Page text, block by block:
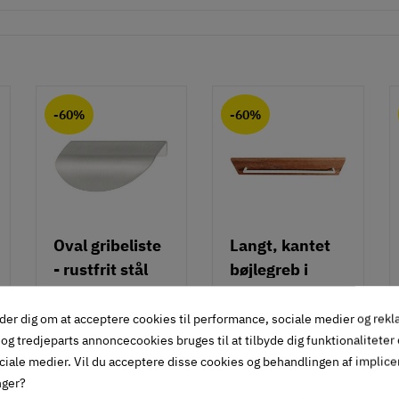
-60%
Oval gribeliste
- rustfrit stål
75,85 kr
-60%
30 34
-60%
Langt, kantet
bøjlegreb i
rustfrit stål m/
hvid overflade
- 490 mm
81,05 kr
-60%
32 42
dig om at acceptere cookies til performance, sociale medier og
tredjeparts annoncecookies bruges til at tilbyde dig funktionaliteter
medier. Vil du acceptere disse cookies og behandlingen af